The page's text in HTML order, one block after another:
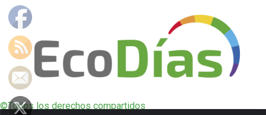
©Todos los derechos compartidos